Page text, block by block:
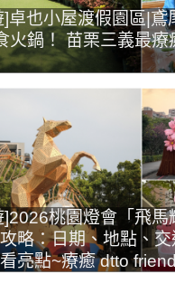
]卓也小屋渡假園區|鳶
火鍋！ 苗栗三義最療
]2026桃園燈會「飛馬
略：日期、地點、
亮點~療癒 dtto